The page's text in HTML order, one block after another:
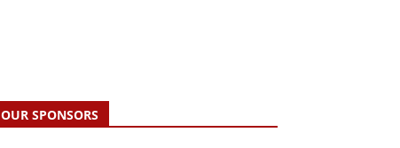
OUR SPONSORS